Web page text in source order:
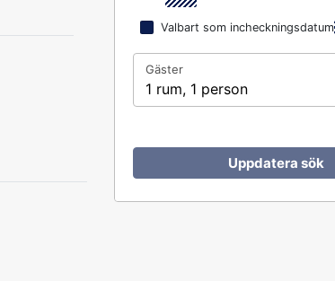
Valbart som incheckningsdatum
Gäster
1 rum, 1 person
Uppdatera sök